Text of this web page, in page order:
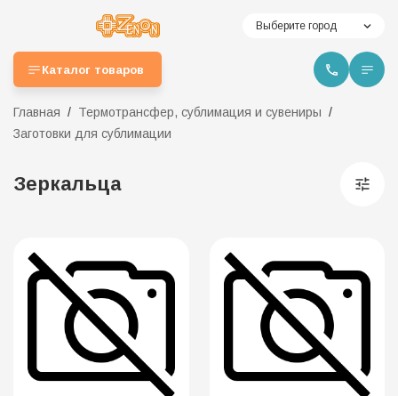
Выберите город
Каталог товаров
Главная
Термотрансфер, сублимация и сувениры
Заготовки для сублимации
Зеркальца